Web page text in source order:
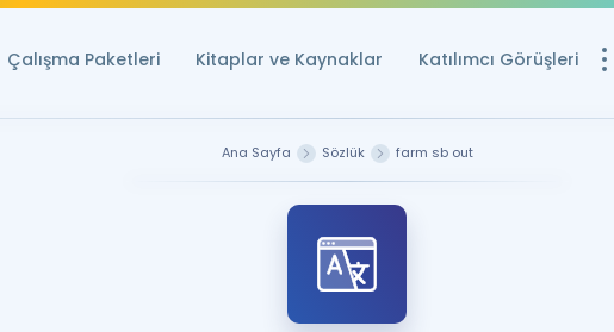
Çalışma Paketleri Kitaplar ve Kaynaklar Katılımcı Görüşleri
Ücretsiz
Ana Sayfa Sözlük farm sb out